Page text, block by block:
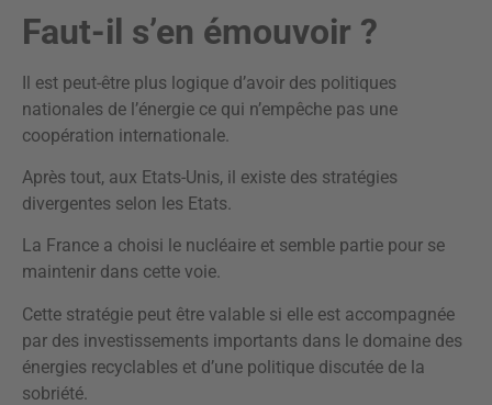
Faut-il s’en émouvoir ?
Il est peut-être plus logique d’avoir des politiques
nationales de l’énergie ce qui n’empêche pas une
coopération internationale.
Après tout, aux Etats-Unis, il existe des stratégies
divergentes selon les Etats.
La France a choisi le nucléaire et semble partie pour se
maintenir dans cette voie.
Cette stratégie peut être valable si elle est accompagnée
par des investissements importants dans le domaine des
énergies recyclables et d’une politique discutée de la
sobriété.